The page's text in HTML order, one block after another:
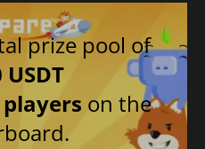
prize pool of
on the